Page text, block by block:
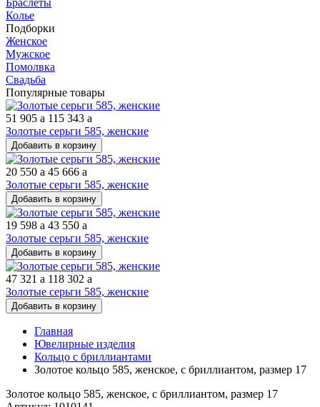
Браслеты
Колье
Подборки
Женское
Мужское
Помолвка
Свадьба
Популярные товары
51 905 a 115 343 a
Золотые серьги 585, женские
Добавить в корзину
20 550 a 45 666 a
Золотые серьги 585, женские
Добавить в корзину
19 598 a 43 550 a
Золотые серьги 585, женские
Добавить в корзину
47 321 a 118 302 a
Золотые серьги 585, женские
Добавить в корзину
Главная
Ювелирные изделия
Кольцо с бриллиантами
Золотое кольцо 585, женское, с бриллиантом, размер 17
Золотое кольцо 585, женское, с бриллиантом, размер 17